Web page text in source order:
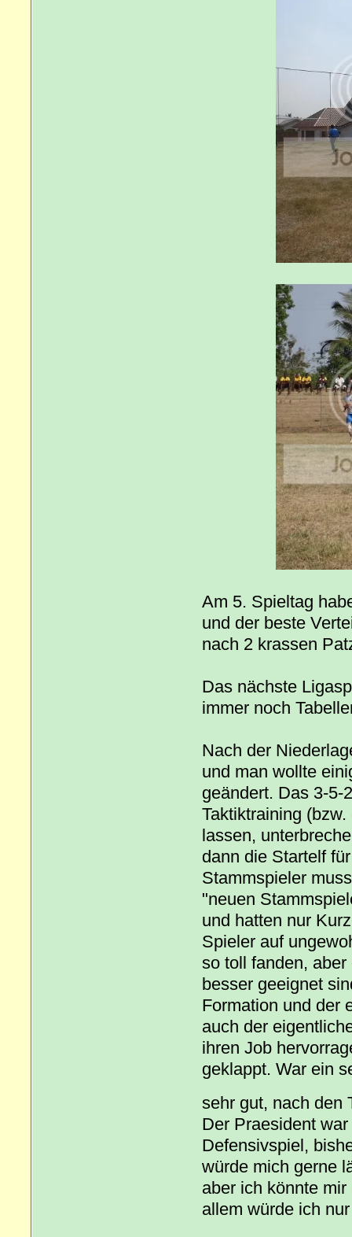
Am 5. Spieltag
und der beste
nach 2 krassen
Das nächste
immer noch
Nach der
und man wollte
geändert. Das 3-5-
Taktiktraining
lassen,
dann die Startelf
Stammspieler
"neuen
und hatten nur
Spieler auf
so toll fanden,
besser geeignet
Formation und der
auch der
ihren Job
geklappt. War ein
sehr gut, nach den
Der Praesident
Defensivspiel,
würde mich gerne
aber ich könnte
allem würde ich